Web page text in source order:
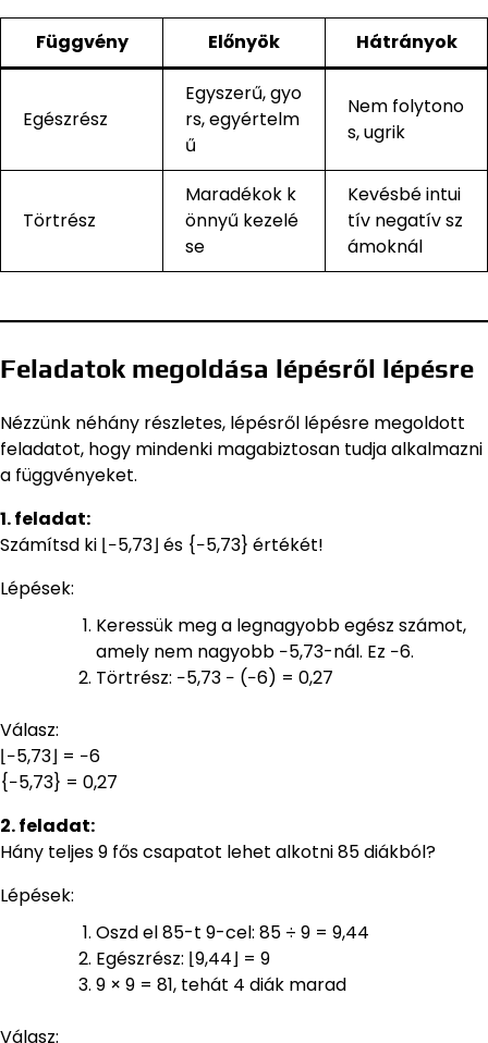
Függvény Előnyök Hátrányok
Egészrész
Egyszerű, gyo
rs, egyértelm
ű
Nem folytono
s, ugrik
Törtrész
Maradékok k
önnyű kezelé
se
Kevésbé intui
tív negatív sz
ámoknál
Feladatok megoldása lépésről lépésre
Nézzünk néhány részletes, lépésről lépésre megoldott
feladatot, hogy mindenki magabiztosan tudja alkalmazni
a függvényeket.
1. feladat:
Számítsd ki ⌊−5,73⌋ és {−5,73} értékét!
Lépések:
Keressük meg a legnagyobb egész számot,
amely nem nagyobb −5,73-nál. Ez −6.
Törtrész: −5,73 − (−6) = 0,27
Válasz:
⌊−5,73⌋ = −6
{−5,73} = 0,27
2. feladat:
Hány teljes 9 fős csapatot lehet alkotni 85 diákból?
Lépések:
Oszd el 85-t 9-cel: 85 ÷ 9 = 9,44
Egészrész: ⌊9,44⌋ = 9
9 × 9 = 81, tehát 4 diák marad
Válasz: